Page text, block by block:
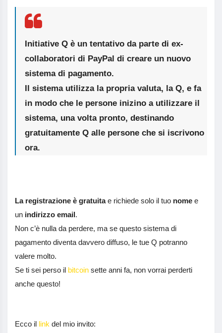
Initiative Q è un tentativo da parte di ex-
collaboratori di PayPal di creare un nuovo
sistema di pagamento.
Il sistema utilizza la propria valuta, la Q, e fa
in modo che le persone inizino a utilizzare il
sistema, una volta pronto, destinando
gratuitamente Q alle persone che si iscrivono
ora.
La registrazione è gratuitae richiede solo il tuo nome e
un indirizzo email.
Non c’è nulla da perdere, ma se questo sistema di
pagamento diventa davvero diffuso, le tue Q potranno
valere molto.
Se ti sei perso il bitcoin sette anni fa, non vorrai perderti
anche questo!
Ecco il link del mio invito: